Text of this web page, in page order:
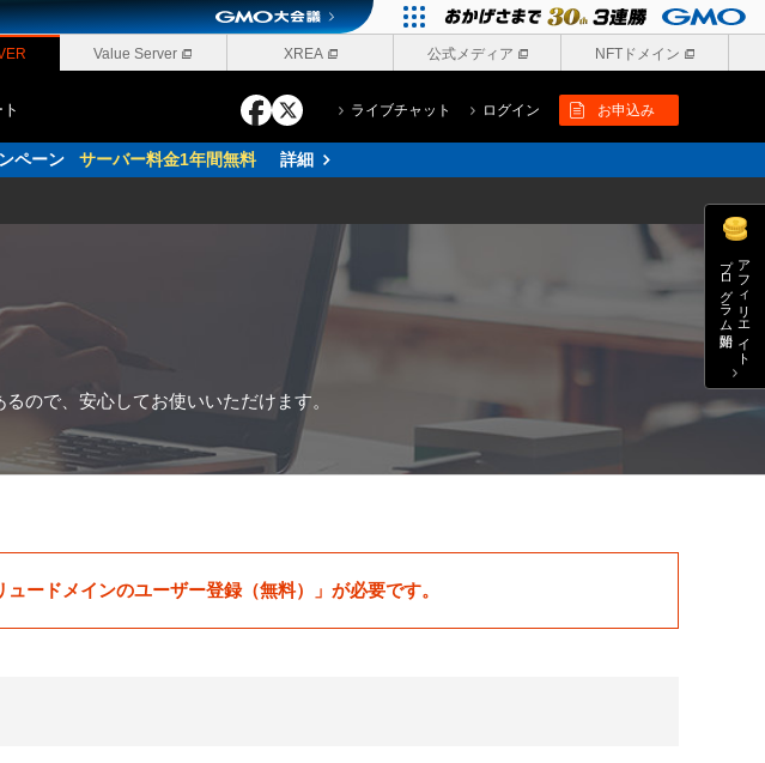
Value Server XREA 公式メディア NFTドメイン
ライブチャット ログイン お申込み
アフィリエイト
プログラム開始
ペーン サーバー料金1年間無料 詳細
ので、安心してお使いいただけます。
ュードメインのユーザー登録（無料）」が必要です。